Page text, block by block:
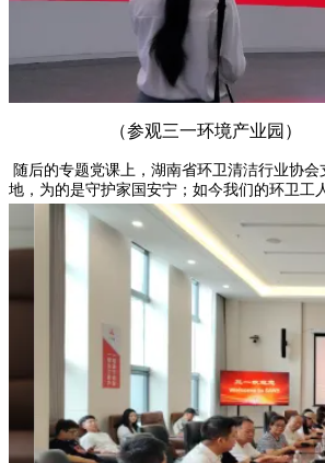
（参观三一环境产业园）
随后的专题党课上，湖南省环卫清洁行业协
地，为的是守护家国安宁；如今我们的环卫